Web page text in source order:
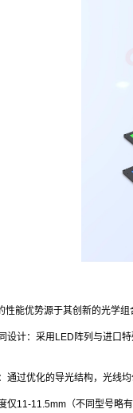
性能优势源于其创新的光学组
设计：采用LED阵列与进口
通过优化的导光结构，光线
仅11-11.5mm（不同型号略